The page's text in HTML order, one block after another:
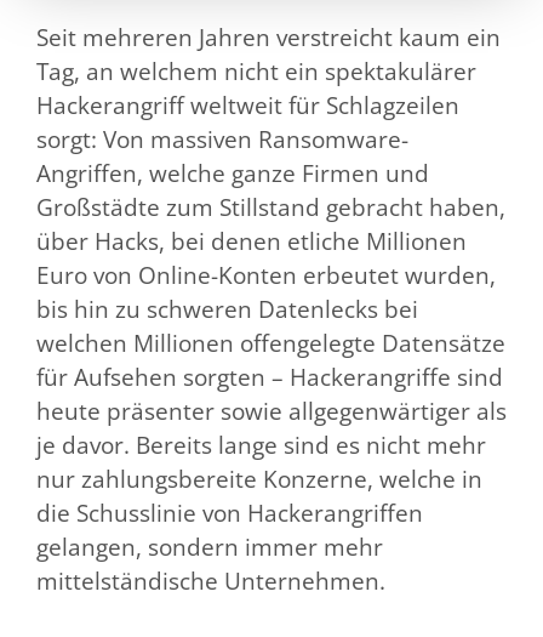
Seit mehreren Jahren verstreicht kaum ein
Tag, an welchem nicht ein spektakulärer
Hackerangriff weltweit für Schlagzeilen
sorgt: Von massiven Ransomware-
Angriffen, welche ganze Firmen und
Großstädte zum Stillstand gebracht haben,
über Hacks, bei denen etliche Millionen
Euro von Online-Konten erbeutet wurden,
bis hin zu schweren Datenlecks bei
welchen Millionen offengelegte Datensätze
für Aufsehen sorgten – Hackerangriffe sind
heute präsenter sowie allgegenwärtiger als
je davor. Bereits lange sind es nicht mehr
nur zahlungsbereite Konzerne, welche in
die Schusslinie von Hackerangriffen
gelangen, sondern immer mehr
mittelständische Unternehmen.